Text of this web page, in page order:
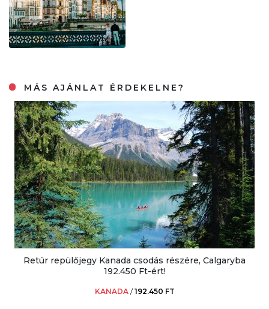
MÁS AJÁNLAT ÉRDEKELNE?
Retúr repülőjegy Kanada csodás részére, Calgaryba
192.450 Ft-ért!
KANADA /192.450 FT